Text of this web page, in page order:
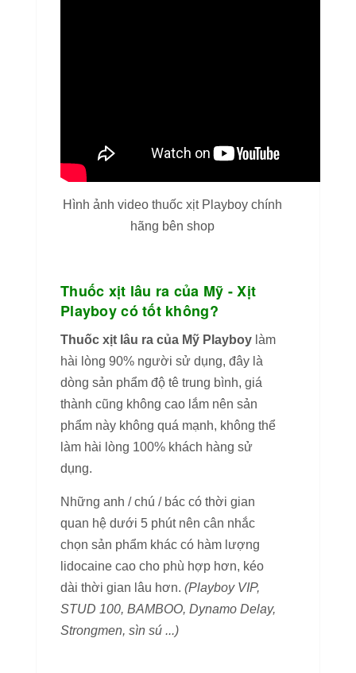
Hình ảnh video thuốc xịt Playboy chính
hãng bên shop
Thuốc xịt lâu ra của Mỹ - Xịt
Playboy có tốt không?
Thuốc xịt lâu ra của Mỹ Playboy làm
hài lòng 90% người sử dụng, đây là
dòng sản phẩm độ tê trung bình, giá
thành cũng không cao lắm nên sản
phẩm này không quá mạnh, không thể
làm hài lòng 100% khách hàng sử
dụng.
Những anh / chú / bác có thời gian
quan hệ dưới 5 phút nên cân nhắc
chọn sản phẩm khác có hàm lượng
lidocaine cao cho phù hợp hơn, kéo
dài thời gian lâu hơn. (Playboy VIP,
STUD 100, BAMBOO, Dynamo Delay,
Strongmen, sìn sú ...)